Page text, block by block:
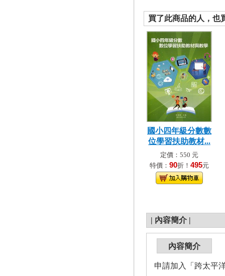
買了此商品的人，也
國小四年級分數數
位學習扶助教材...
定價：550 元
特價： 90折！ 495元
| 內容簡介 |
內容簡介
申請加入「跨太平洋